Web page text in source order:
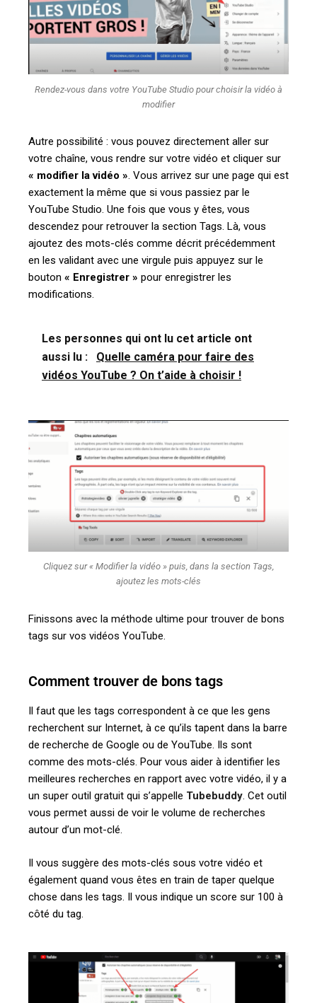
Rendez-vous dans votre YouTube Studio pour choisir la vidéo à
modifier
Autre possibilité : vous pouvez directement aller sur
votre chaîne, vous rendre sur votre vidéo et cliquer sur
« modifier la vidéo ». Vous arrivez sur une page qui est
exactement la même que si vous passiez par le
YouTube Studio. Une fois que vous y êtes, vous
descendez pour retrouver la section Tags. Là, vous
ajoutez des mots-clés comme décrit précédemment
en les validant avec une virgule puis appuyez sur le
bouton « Enregistrer » pour enregistrer les
modifications.
Les personnes qui ont lu cet article ont
aussi lu :
Quelle caméra pour faire des
vidéos YouTube ? On t’aide à choisir !
Cliquez sur « Modifier la vidéo » puis, dans la section Tags,
ajoutez les mots-clés
Finissons avec la méthode ultime pour trouver de bons
tags sur vos vidéos YouTube.
Comment trouver de bons tags
Il faut que les tags correspondent à ce que les gens
recherchent sur Internet, à ce qu’ils tapent dans la barre
de recherche de Google ou de YouTube. Ils sont
comme des mots-clés. Pour vous aider à identifier les
meilleures recherches en rapport avec votre vidéo, il y a
un super outil gratuit qui s’appelle Tubebuddy. Cet outil
vous permet aussi de voir le volume de recherches
autour d’un mot-clé.
Il vous suggère des mots-clés sous votre vidéo et
également quand vous êtes en train de taper quelque
chose dans les tags. Il vous indique un score sur 100 à
côté du tag.